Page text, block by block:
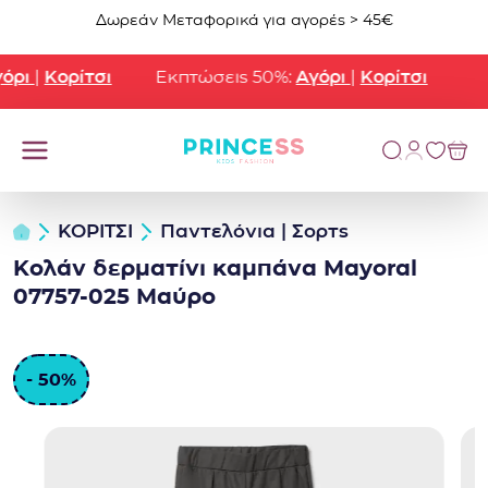
Μετάβαση στο περιεχόμενο
Δωρεάν Μεταφορικά για αγορές > 45€
|Κορίτσι Εκπτώσεις 50%:Αγόρι|Κορίτσι
ΚΟΡΙΤΣΙ Παντελόνια | Σορτς
Κολάν δερματίνι καμπάνα Mayoral
07757-025 Μαύρο
- 50%